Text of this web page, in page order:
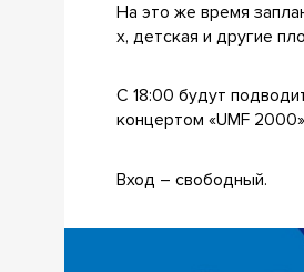
На это же время
х, детская и другие
С 18:00 будут
концертом «UMF
Вход – свободный.